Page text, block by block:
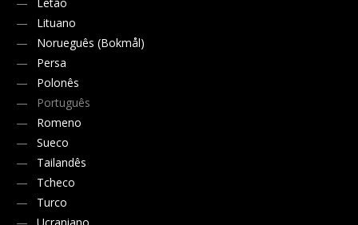
Lituano
Norueguês (Bokmål)
Persa
Polonês
Português
Romeno
Sueco
Tailandês
Tcheco
Turco